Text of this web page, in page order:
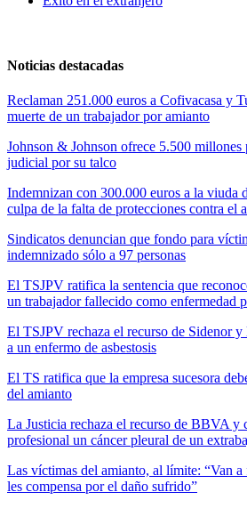
Noticias destacadas
Reclaman 251.000 euros a Cofivacasa y
muerte de un trabajador por amianto
Johnson & Johnson ofrece 5.500 millones
judicial por su talco
Indemnizan con 300.000 euros a la viuda
culpa de la falta de protecciones contra el
Sindicatos denuncian que fondo para
indemnizado sólo a 97 personas
El TSJPV ratifica la sentencia que
un trabajador fallecido como enfermedad
El TSJPV rechaza el recurso de Sidenor
a un enfermo de asbestosis
El TS ratifica que la empresa sucesora
del amianto
La Justicia rechaza el recurso de BBVA y
profesional un cáncer pleural de un
Las víctimas del amianto, al límite: “Van
les compensa por el daño sufrido”